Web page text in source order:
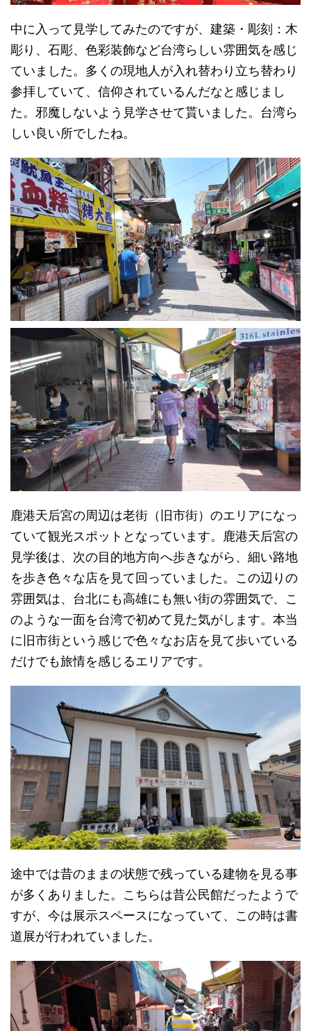
中に入って見学してみたのですが、建築・彫刻：木
彫り、石彫、色彩装飾など台湾らしい雰囲気を感じ
ていました。多くの現地人が入れ替わり立ち替わり
参拝していて、信仰されているんだなと感じまし
た。邪魔しないよう見学させて貰いました。台湾ら
しい良い所でしたね。
鹿港天后宮の周辺は老街（旧市街）のエリアになっ
ていて観光スポットとなっています。鹿港天后宮の
見学後は、次の目的地方向へ歩きながら、細い路地
を歩き色々な店を見て回っていました。この辺りの
雰囲気は、台北にも高雄にも無い街の雰囲気で、こ
のような一面を台湾で初めて見た気がします。本当
に旧市街という感じで色々なお店を見て歩いている
だけでも旅情を感じるエリアです。
途中では昔のままの状態で残っている建物を見る事
が多くありました。こちらは昔公民館だったようで
すが、今は展示スペースになっていて、この時は書
道展が行われていました。